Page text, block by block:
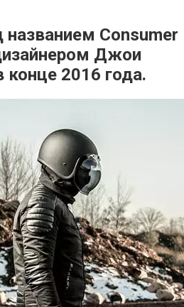
Consumer
Джои
2016 года.